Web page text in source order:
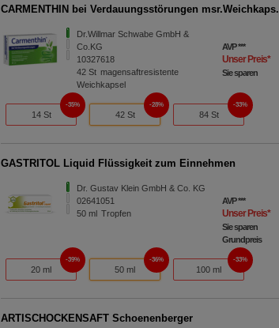
CARMENTHIN bei Verdauungsstörungen msr.Weichkaps.
Dr.Willmar Schwabe GmbH &
Co.KG
10327618
42St magensaftresistente
Weichkapsel
AVP***
Unser Preis*
Sie sparen
14 St
35%
42 St
28%
84 St
33%
GASTRITOL Liquid Flüssigkeit zum Einnehmen
Dr. Gustav Klein GmbH & Co. KG
02641051
50 ml Tropfen
AVP***
Unser Preis*
Sie sparen
Grundpreis
20 ml
39%
50 ml
36%
100 ml
33%
ARTISCHOCKENSAFT Schoenenberger